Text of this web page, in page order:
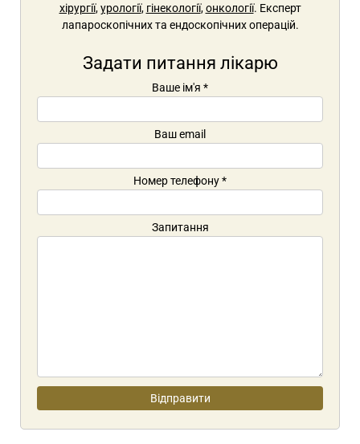
хірургії,урології, гінекології,онкології. Експерт
лапароскопічних та ендоскопічних операцій.
Задати питання лікарю
Ваше ім'я *
Ваш email
Номер телефону*
Запитання